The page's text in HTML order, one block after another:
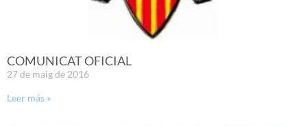
COMUNICAT OFICIAL
27 de maig de 2016
Leer más »